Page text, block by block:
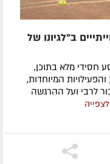
ב"לגיונו של
חסידי מלא בתוכן,
המיוחדות,
לרבי ועל ההרגשה